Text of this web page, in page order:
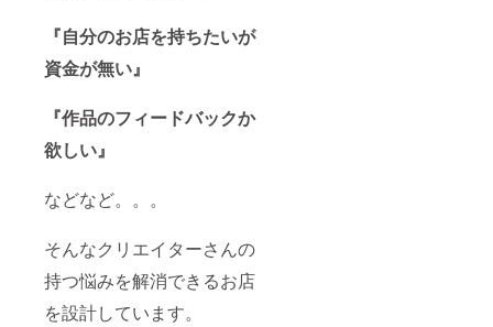
『自分のお店を持ちたいが
資金が無い』
『作品のフィードバックか
欲しい』
などなど。。。
そんなクリエイターさんの
持つ悩みを解消できるお店
を設計しています。